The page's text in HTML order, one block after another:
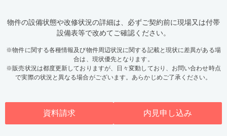
物件の設備状態や改修状況の詳細は、必ずご契約前に現場又は付帯
設備表等で改めてご確認ください。
※物件に関する各種情報及び物件周辺状況に関する記載と現状に差異がある場
合は、現状優先となります。
※販売状況は都度更新しておりますが、日々変動しており、お問い合わせ時点
で実際の状況と異なる場合がございます。あらかじめご了承ください。
資料請求 内見申し込み